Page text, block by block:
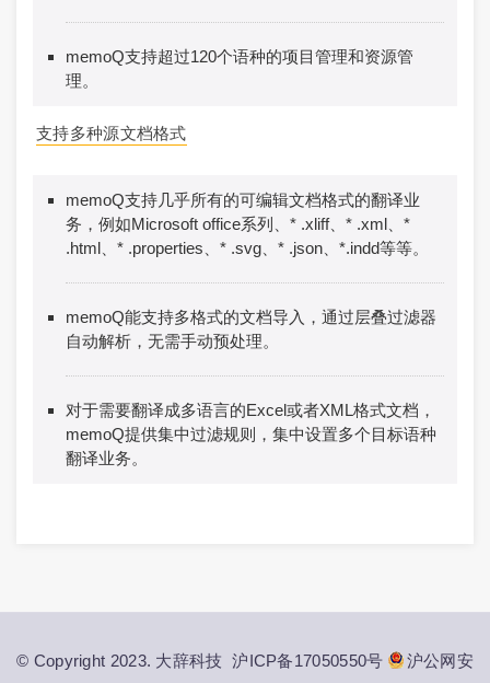
memoQ支持超过120个语种的项目管理和资源管
理。
支持多种源文档格式
memoQ支持几乎所有的可编辑文档格式的翻译业
务，例如Microsoft office系列、* .xliff、* .xml、*
.html、* .properties、* .svg、* .json、*.indd等等。
memoQ能支持多格式的文档导入，通过层叠过滤器
自动解析，无需手动预处理。
对于需要翻译成多语言的Excel或者XML格式文档，
memoQ提供集中过滤规则，集中设置多个目标语种
翻译业务。
© Copyright 2023. 大辞科技沪ICP备17050550号
沪公网安